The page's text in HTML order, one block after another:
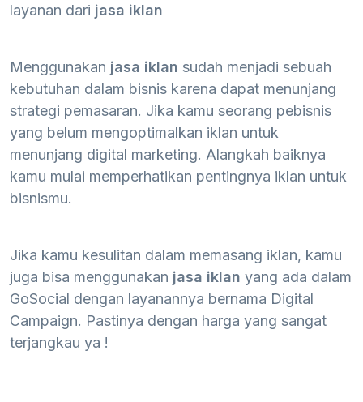
layanan dari jasa iklan
Menggunakan jasa iklan sudah menjadi sebuah
kebutuhan dalam bisnis karena dapat menunjang
strategi pemasaran. Jika kamu seorang pebisnis
yang belum mengoptimalkan iklan untuk
menunjang digital marketing. Alangkah baiknya
kamu mulai memperhatikan pentingnya iklan untuk
bisnismu.
Jika kamu kesulitan dalam memasang iklan, kamu
juga bisa menggunakan jasa iklan yang ada dalam
GoSocial dengan layanannya bernama Digital
Campaign. Pastinya dengan harga yang sangat
terjangkau ya !